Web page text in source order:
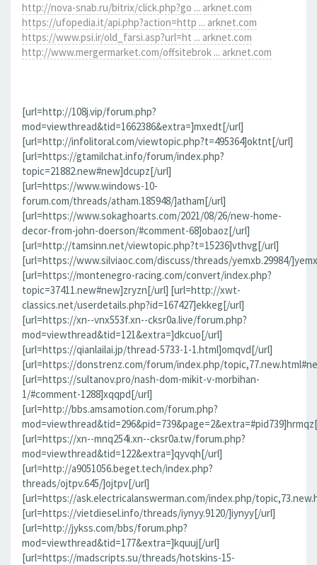
http://nova-snab.ru/bitrix/click.php?go ... arknet.com
https://ufopedia.it/api.php?action=http ... arknet.com
https://www.psi.ir/old_farsi.asp?url=ht ... arknet.com
http://www.mergermarket.com/offsitebrok ... arknet.com
[url=http://108j.vip/forum.php?
mod=viewthread&tid=1662386&extra=]mxedt[/url]
[url=http://infolitoral.com/viewtopic.php?t=495364]oktnt[/url]
[url=https://gtamilchat.info/forum/index.php?
topic=21882.new#new]dcupz[/url]
[url=https://www.windows-10-
forum.com/threads/atham.185948/]atham[/url]
[url=https://www.sokaghoarts.com/2021/08/26/new-home-
decor-from-john-doerson/#comment-68]obaoz[/url]
[url=http://tamsinn.net/viewtopic.php?t=15236]vthvg[/url]
[url=https://www.silviaoc.com/discuss/threads/yemxb.29984/
[url=https://montenegro-racing.com/convert/index.php?
topic=37411.new#new]zryzn[/url] [url=http://xwt-
classics.net/userdetails.php?id=167427]ekkeg[/url]
[url=https://xn--vnx553f.xn--cksr0a.live/forum.php?
mod=viewthread&tid=121&extra=]dkcuo[/url]
[url=https://qianlailai.jp/thread-5733-1-1.html]omqvd[/url]
[url=https://donstrenz.com/forum/index.php/
[url=https://sultanov.pro/nash-dom-mikit-v-morbihan-
1/#comment-1288]xqqpd[/url]
[url=http://bbs.amsamotion.com/forum.php?
[url=https://xn--mnq254i.xn--cksr0a.tw/forum.php?
mod=viewthread&tid=122&extra=]qyvqh[/url]
[url=http://a9051056.beget.tech/index.php?
threads/ojtpv.645/]ojtpv[/url]
[url=https://ask.electricalanswerman.com/index.php/
[url=https://vietdiesel.info/threads/iynyy.9120/]iynyy[/url]
[url=http://jykss.com/bbs/forum.php?
mod=viewthread&tid=177&extra=]kquuj[/url]
[url=https://madscripts.su/threads/hotskins-15-